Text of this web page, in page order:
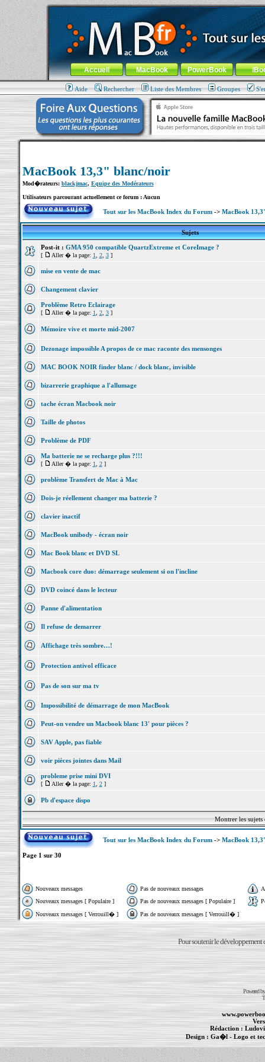
MacBook-fr.com : 100% Apple... 100% nomade !
Aller au contenu-Aller au menu général-Aller au menu de
Menu général
Accueil MacBook PowerBook
Aide Rechercher Liste des Membres Groupes
MacBook 13,3" blanc/noir
Mod�rateurs: blackjmac, Equipe des Modérateurs
Utilisateurs parcourant actuellement ce forum : Aucun
Tout sur les MacBook Index du Forum-> MacBook
Sujets
Post-it : GMA 950 compatible QuartzExtreme et CoreImage ?
[ Aller � la page: 1 2, 3]
mise en vente de mac
Changement clavier
Problème Retro Eclairage
[ Aller � la page: 1 2, 3]
Mémoire vive et morte mid-2007
Dezonage impossible A propos de ce mac raconte des mensonges
MAC BOOK NOIR finder blanc / dock blanc, invisible
bizarrerie graphique a l'allumage
tache écran Macbook noir
Taille de photos
Problème de PDF
Ma batterie ne se recharge plus ?!!!
[ Aller � la page: 1 2]
problème Transfert de Mac à Mac
Dois-je réellement changer ma batterie ?
clavier inactif
MacBook unibody - écran noir
Mac Book blanc et DVD SL
Macbook core duo: démarrage seulement si on l'incline
DVD coincé dans le lecteur
Panne d'alimentation
Il refuse de demarrer
Affichage très sombre…!
Protection antivol efficace
Pas de son sur ma tv
Impossibilité de démarrage de mon MacBook
Peut-on vendre un Macbook blanc 13' pour pièces ?
SAV Apple, pas fiable
voir pièces jointes dans Mail
probleme prise mini DVI
[ Aller � la page: 1 2]
Pb d'espace dispo
Montrer les
Tout sur les MacBook Index du Forum-> MacBook
Page 1 sur 30
Nouveaux messages Pas de nouveaux messages
Nouveaux messages [ Populaire ]
Pas de nouveaux messages [ Populaire ]
Nouveaux messages [ Verrouill� ]
Pas de nouveaux messages [ Verrouill� ]
Pour soutenir le développement
Powered
Rédaction :
Design :Ga�l - Logo et
PowerBook- MacBook Pro